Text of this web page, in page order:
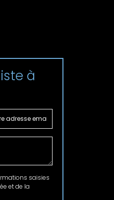
à
saisies
et de la